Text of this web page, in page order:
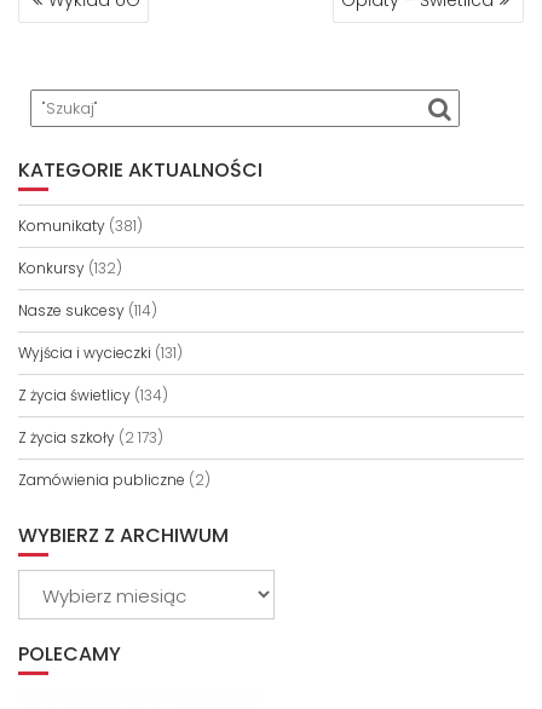
WPISU
KATEGORIE AKTUALNOŚCI
Komunikaty (381)
Konkursy (132)
Nasze sukcesy (114)
Wyjścia i wycieczki (131)
Z życia świetlicy (134)
Z życia szkoły (2 173)
Zamówienia publiczne (2)
WYBIERZ Z ARCHIWUM
POLECAMY